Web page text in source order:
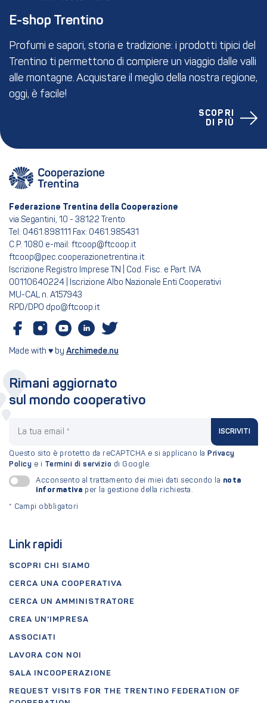
E-shop Trentino
Profumi e sapori, storia e tradizione: i prodotti tipici del
Trentino ti permettono di compiere un viaggio dalle valli
alle montagne. Acquistare il meglio della nostra regione,
oggi, è facile!
SCOPRI
DI PIÙ
Federazione Trentina della Cooperazione
via Segantini, 10 - 38122 Trento
Tel: 0461.898111 Fax: 0461.985431
C.P. 1080 e-mail: ftcoop@ftcoop.it
ftcoop@pec.cooperazionetrentina.it
Iscrizione Registro Imprese TN | Cod. Fisc. e Part. IVA
00110640224 | Iscrizione Albo Nazionale Enti Cooperativi
MU-CAL n. A157943
RPD/DPO dpo@ftcoop.it
Made with ♥ by Archimede.nu
Link rapidi
SCOPRI CHI SIAMO
CERCA UNA COOPERATIVA
CERCA UN AMMINISTRATORE
CREA UN'IMPRESA
ASSOCIATI
LAVORA CON NOI
SALA INCOOPERAZIONE
REQUEST VISITS FOR THE TRENTINO FEDERATION OF
Rimani aggiornato
sul mondo cooperativo
ISCRIVITI
Questo sito è protetto da reCAPTCHA e si applicano la Privacy
Policy e i Termini di servizio di Google.
Acconsento al trattamento dei miei dati secondo la nota
informativa per la gestione della richiesta.
* Campi obbligatori